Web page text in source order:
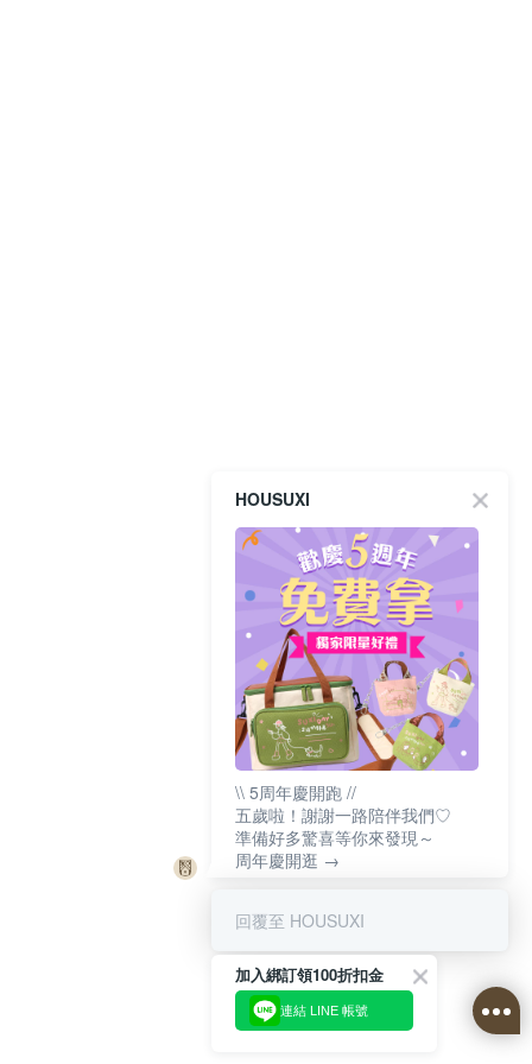
HOUSUXI
\\ 5周年慶開跑 //
五歲啦！謝謝一路陪伴我們♡
準備好多驚喜等你來發現～
周年慶開逛 →
回覆至 HOUSUXI
加入綁訂領100折扣金
連結 LINE 帳號